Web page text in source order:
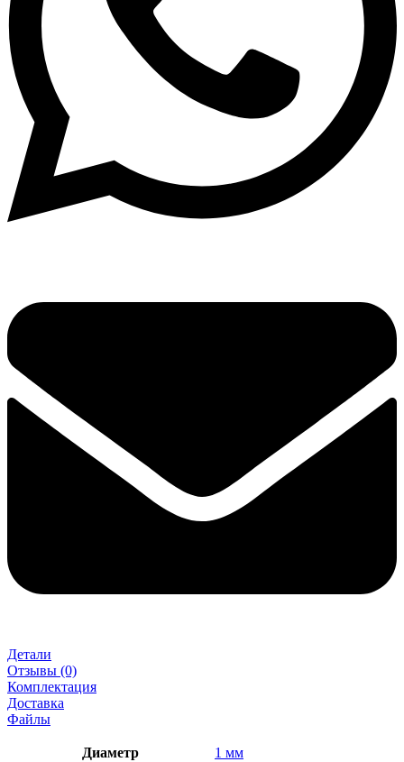
Детали
Отзывы (0)
Комплектация
Доставка
Файлы
Диаметр 1 мм